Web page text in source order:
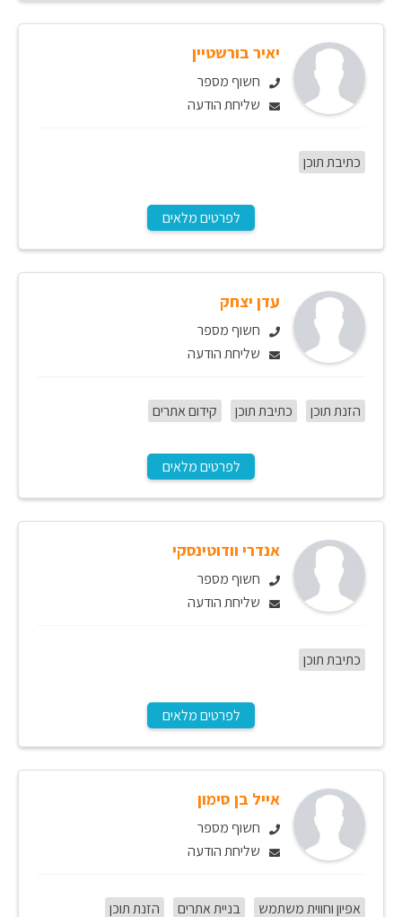
יאיר בורשטיין
חשוף מספר
שליחת הודעה
כתיבת תוכן
לפרטים מלאים
עדן יצחק
חשוף מספר
שליחת הודעה
הזנת תוכן כתיבת תוכן קידום אתרים
לפרטים מלאים
אנדרי וודוטינסקי
חשוף מספר
שליחת הודעה
כתיבת תוכן
לפרטים מלאים
אייל בן סימון
חשוף מספר
שליחת הודעה
אפיון וחווית משתמש בניית אתרים
הזנת תוכן